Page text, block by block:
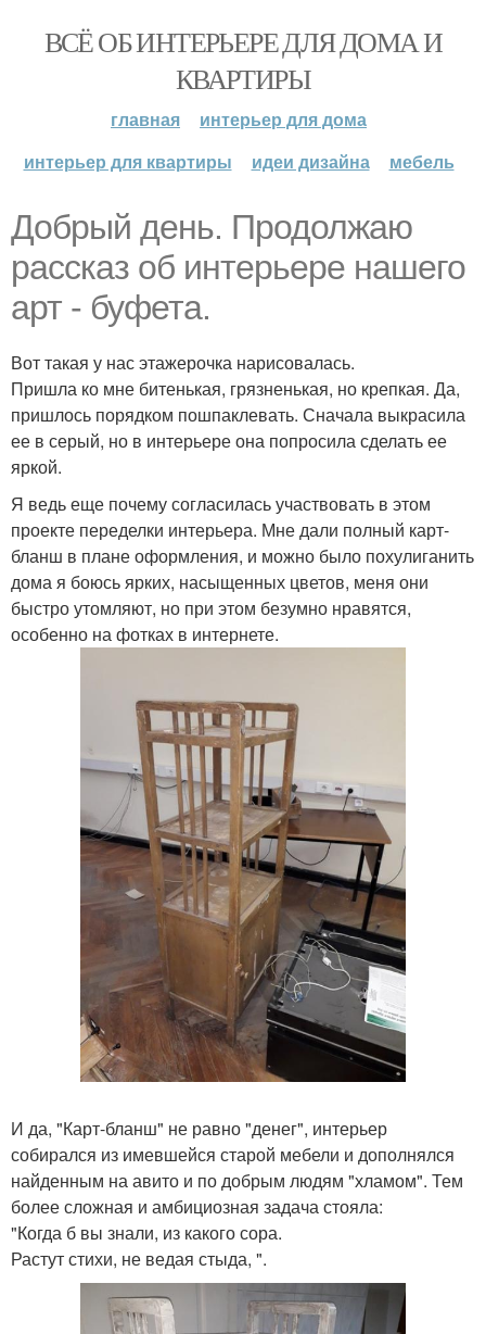
ВСЁ ОБ ИНТЕРЬЕРЕ ДЛЯ ДОМА И
КВАРТИРЫ
главная
интерьер для дома
интерьер для квартиры
идеи дизайна мебель
Добрый день. Продолжаю
рассказ об интерьере нашего
арт - буфета.
Вот такая у нас этажерочка нарисовалась.
Пришла ко мне битенькая, грязненькая, но крепкая. Да,
пришлось порядком пошпаклевать. Сначала выкрасила
ее в серый, но в интерьере она попросила сделать ее
яркой.
Я ведь еще почему согласилась участвовать в этом
проекте переделки интерьера. Мне дали полный карт-
бланш в плане оформления, и можно было похулиганить
дома я боюсь ярких, насыщенных цветов, меня они
быстро утомляют, но при этом безумно нравятся,
особенно на фотках в интернете.
И да, "Карт-бланш" не равно "денег", интерьер
собирался из имевшейся старой мебели и дополнялся
найденным на авито и по добрым людям "хламом". Тем
более сложная и амбициозная задача стояла:
"Когда б вы знали, из какого сора.
Растут стихи, не ведая стыда, ".